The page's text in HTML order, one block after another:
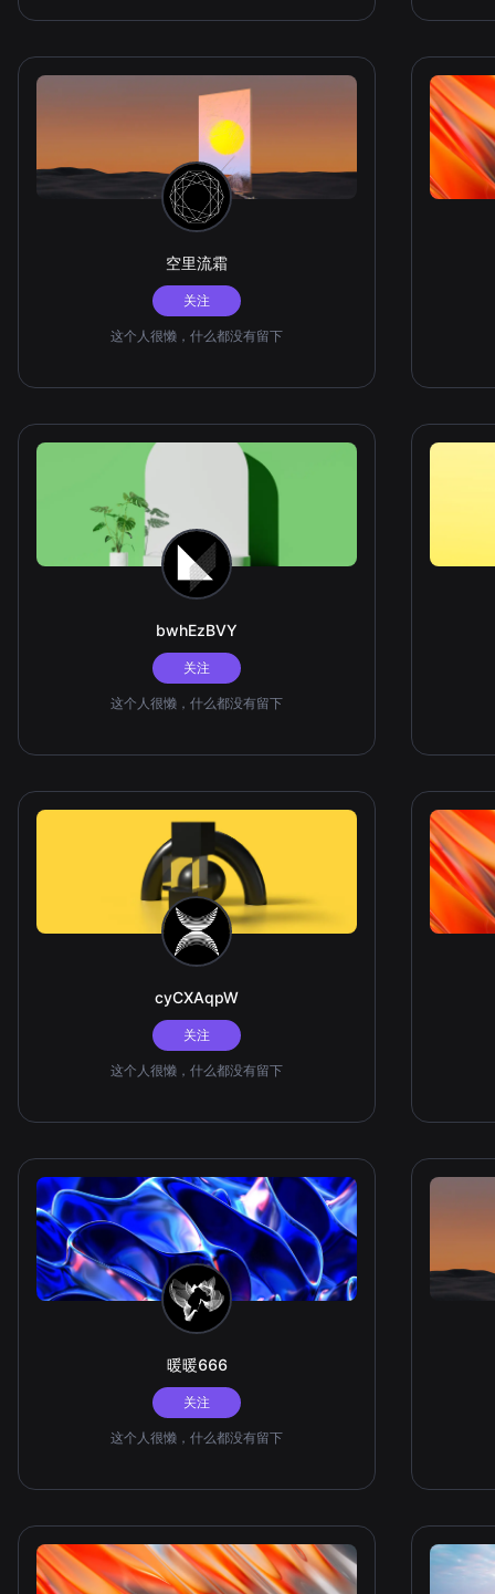
空里流霜
关注
这个人很懒，什么都没有留下
bwhEzBVY
关注
这个人很懒，什么都没有留下
cyCXAqpW
关注
这个人很懒，什么都没有留下
暖暖666
关注
这个人很懒，什么都没有留下